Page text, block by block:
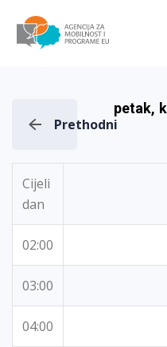
Prethodni
petak,
Cijeli
dan
02:00
03:00
04:00